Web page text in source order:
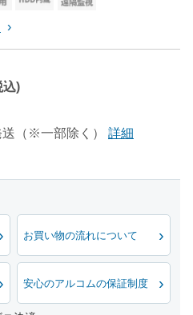
込)
（※一部除く）
詳細
お買い物の流れについて
安心のアルコムの保証制度